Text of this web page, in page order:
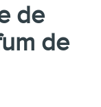
de
de